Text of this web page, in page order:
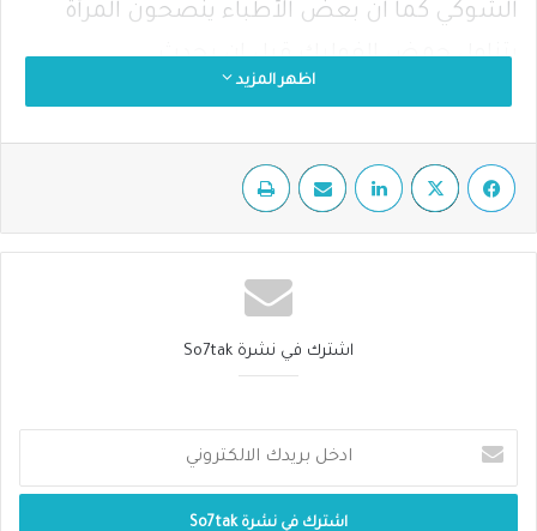
الشوكي كما ان بعض الأطباء ينصحون المرأة
بتناول حمض الفوليك قبل ان يحدث
الفوليك يومياً لمدة شهر قبل الحمل، والاستمرار
في تناوله حتى انتهاء الثلث الأول من الحمل.
كما ان تناول حمض الفوليك قبل الحمل وأثنائه
يحمي الطفل من عيب خلقي آخر يسمى الشفة
المشقوقة، أو انخفاض وزن طفلك عند الولادة، أو
فقر نمو الجنين داخل الرحم. اما تناول حمض
مخاطر الولادة المبكرة، والإجهاض ومضاعفات
الحمل، مثل مرض القلب والسكتة الدماغية
اظهر المزيد
فيسبوك لينكدإن مشاركة عبر البريد
اشترك في نشرة So7tak